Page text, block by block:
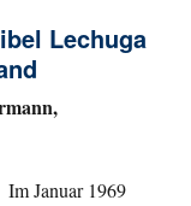
Lechuga
Im Januar 1969